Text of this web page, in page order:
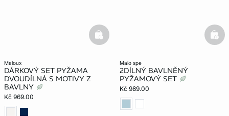
maloux
DÁRKOVÝ SET PYŽAMA
DVOUDÍLNÁ S MOTIVY Z
BAVLNY
Kč 969.00
basketfull
malo spe
2DÍLNÝ BAVLNĚNÝ
PYŽAMOVÝ SET
Kč 989.00